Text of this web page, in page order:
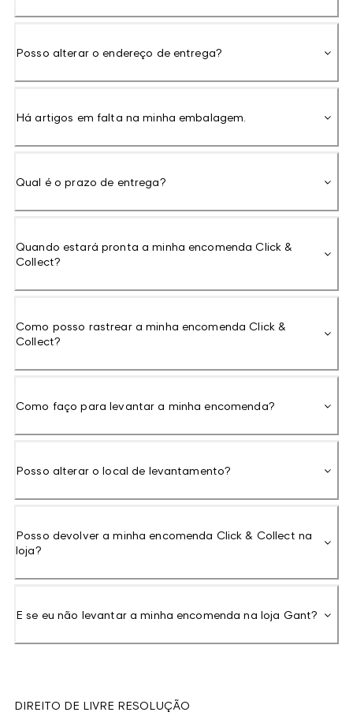
Posso alterar o endereço de entrega?
Há artigos em falta na minha embalagem.
Qual é o prazo de entrega?
Quando estará pronta a minha encomenda Click &
Collect?
Como posso rastrear a minha encomenda Click &
Collect?
Como faço para levantar a minha encomenda?
Posso alterar o local de levantamento?
Posso devolver a minha encomenda Click & Collect na
loja?
E se eu não levantar a minha encomenda na loja Gant?
DIREITO DE LIVRE RESOLUÇÃO